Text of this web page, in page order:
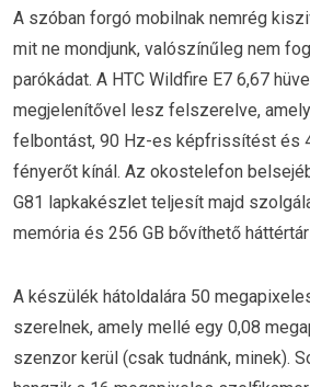
A szóban forgó mobilnak nemrég
mit ne mondjunk, valószínűleg nem
parókádat. A HTC Wildfire E7 6,67
megjelenítővel lesz felszerelve,
felbontást, 90 Hz-es képfrissítést és
fényerőt kínál. Az okostelefon
G81 lapkakészlet teljesít majd
memória és 256 GB bővíthető
A készülék hátoldalára 50
szerelnek, amely mellé egy 0,08
szenzor kerül (csak tudnánk, minek).